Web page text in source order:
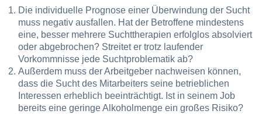
Die individuelle Prognose einer Überwindung der Sucht
muss negativ ausfallen. Hat der Betroffene mindestens
eine, besser mehrere Suchttherapien erfolglos absolviert
oder abgebrochen? Streitet er trotz laufender
Vorkommnisse jede Suchtproblematik ab?
Außerdem muss der Arbeitgeber nachweisen können,
dass die Sucht des Mitarbeiters seine betrieblichen
Interessen erheblich beeinträchtigt. Ist in seinem Job
bereits eine geringe Alkoholmenge ein großes Risiko?